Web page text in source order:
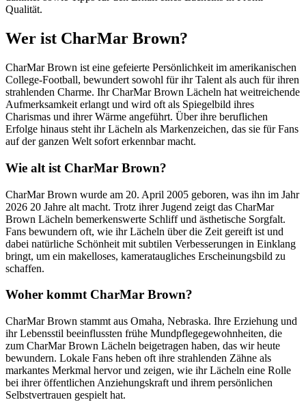
Qualität.
Wer ist CharMar Brown?
CharMar Brown ist eine gefeierte Persönlichkeit im amerikanischen
College-Football, bewundert sowohl für ihr Talent als auch für ihren
strahlenden Charme. Ihr CharMar Brown Lächeln hat weitreichende
Aufmerksamkeit erlangt und wird oft als Spiegelbild ihres
Charismas und ihrer Wärme angeführt. Über ihre beruflichen
Erfolge hinaus steht ihr Lächeln als Markenzeichen, das sie für Fans
auf der ganzen Welt sofort erkennbar macht.
Wie alt ist CharMar Brown?
CharMar Brown wurde am 20. April 2005 geboren, was ihn im Jahr
2026 20 Jahre alt macht. Trotz ihrer Jugend zeigt das CharMar
Brown Lächeln bemerkenswerte Schliff und ästhetische Sorgfalt.
Fans bewundern oft, wie ihr Lächeln über die Zeit gereift ist und
dabei natürliche Schönheit mit subtilen Verbesserungen in Einklang
bringt, um ein makelloses, kamerataugliches Erscheinungsbild zu
schaffen.
Woher kommt CharMar Brown?
CharMar Brown stammt aus Omaha, Nebraska. Ihre Erziehung und
ihr Lebensstil beeinflussten frühe Mundpflegegewohnheiten, die
zum CharMar Brown Lächeln beigetragen haben, das wir heute
bewundern. Lokale Fans heben oft ihre strahlenden Zähne als
markantes Merkmal hervor und zeigen, wie ihr Lächeln eine Rolle
bei ihrer öffentlichen Anziehungskraft und ihrem persönlichen
Selbstvertrauen gespielt hat.